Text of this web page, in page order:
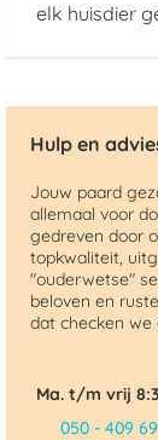
elk huisdier
Hulp en
Jouw paard
allemaal voor
gedreven door
topkwaliteit,
"ouderwetse"
beloven en
dat checken we
Ma. t/m vrij
050 - 409